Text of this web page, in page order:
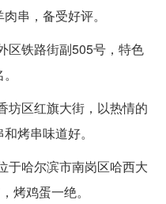
串，备受好评。
区铁路街副505号，特色
坊区红旗大街，以热情的
烤串味道好。
于哈尔滨市南岗区哈西大
烤鸡蛋一绝。